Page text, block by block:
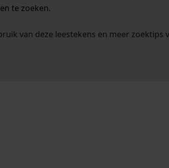
te zoeken.
van deze leestekens en meer zoektips